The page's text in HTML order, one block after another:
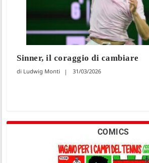
Sinner, il coraggio di cambiare
Ludwig Monti 31/03/2026
COMICS